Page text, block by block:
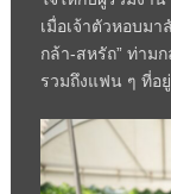
เมื่อเจ้าตัวหอบม
กล้า-สหรัถ” ท่าม
รวมถึงแฟน ๆ ที่อ